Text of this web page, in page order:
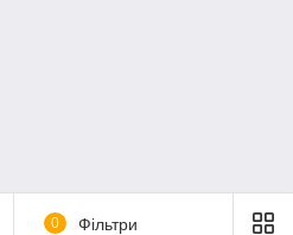
0 Фільтри